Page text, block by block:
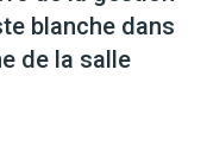
blanche dans
de la salle